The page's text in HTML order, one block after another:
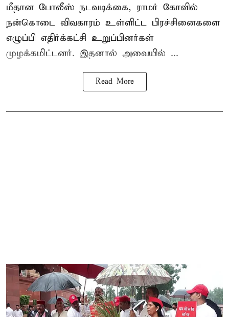
மீதான போலீஸ் நடவடிக்கை, ராமர் கோவில்
நன்கொடை விவகாரம் உள்ளிட்ட பிரச்சினைகளை
எழுப்பி எதிர்க்கட்சி உறுப்பினர்கள்
முழக்கமிட்டனர். இதனால் அவையில் ...
Read More